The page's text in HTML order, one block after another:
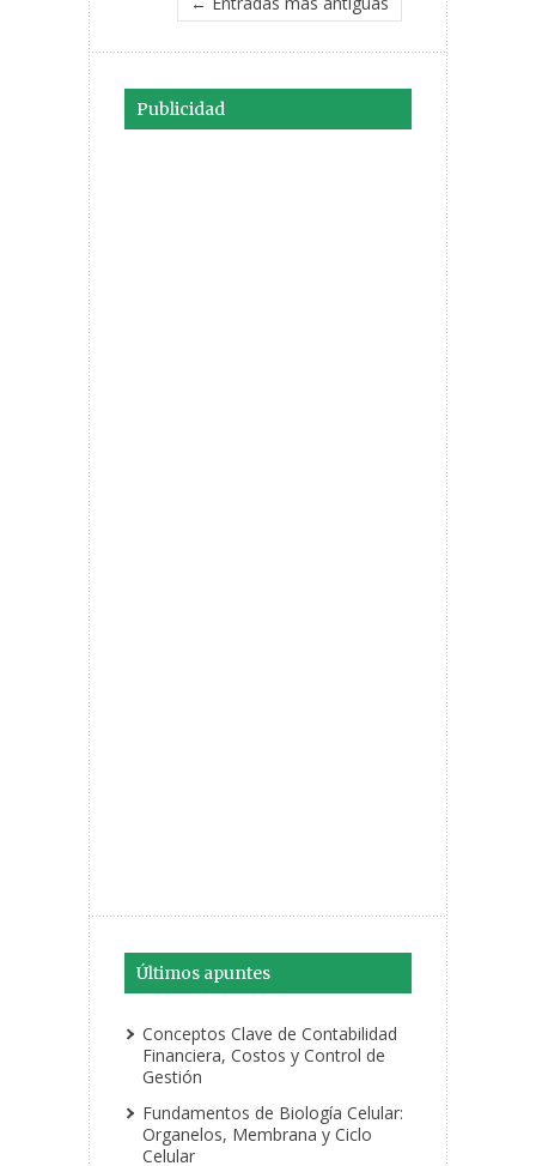
Publicidad
Últimos apuntes
Conceptos Clave de Contabilidad
Financiera, Costos y Control de
Gestión
Fundamentos de Biología Celular:
Organelos, Membrana y Ciclo
Celular